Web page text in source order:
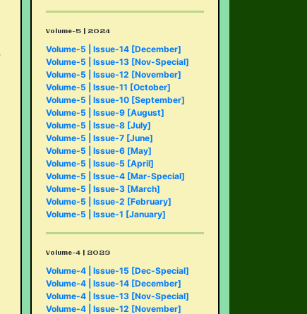
Volume-5 | 2024
Volume-5 | Issue-14 [December]
Volume-5 | Issue-13 [Nov-Special]
Volume-5 | Issue-12 [November]
Volume-5 | Issue-11 [October]
Volume-5 | Issue-10 [September]
Volume-5 | Issue-9 [August]
Volume-5 | Issue-8 [July]
Volume-5 | Issue-7 [June]
Volume-5 | Issue-6 [May]
Volume-5 | Issue-5 [April]
Volume-5 | Issue-4 [Mar-Special]
Volume-5 | Issue-3 [March]
Volume-5 | Issue-2 [February]
Volume-5 | Issue-1 [January]
Volume-4 | 2023
Volume-4 | Issue-15 [Dec-Special]
Volume-4 | Issue-14 [December]
Volume-4 | Issue-13 [Nov-Special]
Volume-4 | Issue-12 [November]